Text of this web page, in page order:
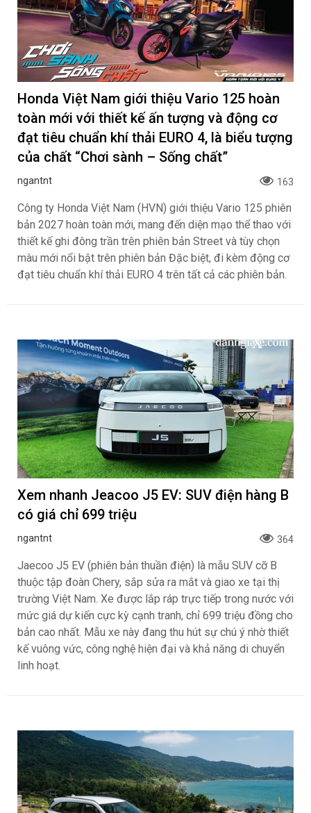
Honda Việt Nam giới thiệu Vario 125 hoàn
toàn mới với thiết kế ấn tượng và động cơ
đạt tiêu chuẩn khí thải EURO 4, là biểu tượng
của chất “Chơi sành – Sống chất”
ngantnt 163
Công ty Honda Việt Nam (HVN) giới thiệu Vario 125 phiên
bản 2027 hoàn toàn mới, mang đến diện mạo thể thao với
thiết kế ghi đông trần trên phiên bản Street và tùy chọn
màu mới nổi bật trên phiên bản Đặc biệt, đi kèm động cơ
đạt tiêu chuẩn khí thải EURO 4 trên tất cả các phiên bản.
Xem nhanh Jeacoo J5 EV: SUV điện hàng B
có giá chỉ 699 triệu
ngantnt 364
Jaecoo J5 EV (phiên bản thuần điện) là mẫu SUV cỡ B
thuộc tập đoàn Chery, sắp sửa ra mắt và giao xe tại thị
trường Việt Nam. Xe được lắp ráp trực tiếp trong nước với
mức giá dự kiến cực kỳ cạnh tranh, chỉ 699 triệu đồng cho
bản cao nhất. Mẫu xe này đang thu hút sự chú ý nhờ thiết
kế vuông vức, công nghệ hiện đại và khả năng di chuyển
linh hoạt.